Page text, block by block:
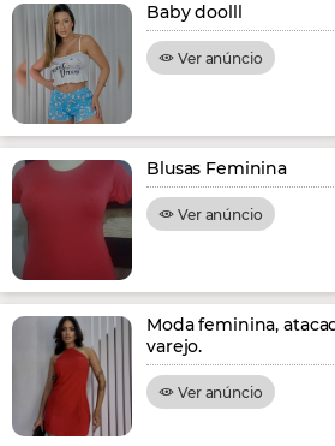
Baby doolll
Ver anúncio
Blusas Feminina
Ver anúncio
Moda feminina,
varejo.
Ver anúncio